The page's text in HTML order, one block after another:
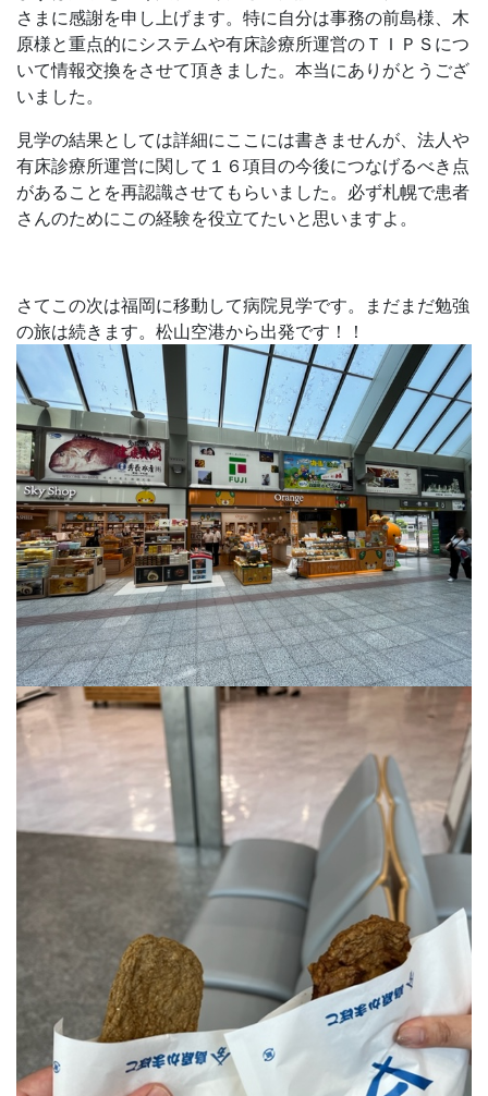
さまに感謝を申し上げます。特に自分は事務の前島様、木
原様と重点的にシステムや有床診療所運営のＴＩＰＳにつ
いて情報交換をさせて頂きました。本当にありがとうござ
いました。
見学の結果としては詳細にここには書きませんが、法人や
有床診療所運営に関して１６項目の今後につなげるべき点
があることを再認識させてもらいました。必ず札幌で患者
さんのためにこの経験を役立てたいと思いますよ。
さてこの次は福岡に移動して病院見学です。まだまだ勉強
の旅は続きます。松山空港から出発です！！